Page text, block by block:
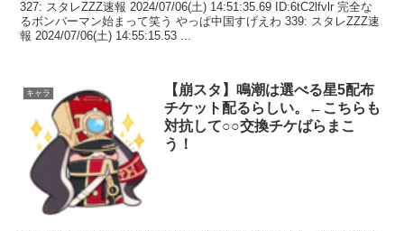
327: スタレZZZ速報 2024/07/06(土) 14:51:35.69 ID:6tC2lfvlr 完全な
るボンバーマン始まって笑う やっぱ中国すげえわ 339: スタレZZZ速
報 2024/07/06(土) 14:55:15.53 ...
キャラ
【崩スタ】鳴潮は選べる星5配布
チケット配るらしい。←こちらも
対抗して○○交換チケばらまこ
う！